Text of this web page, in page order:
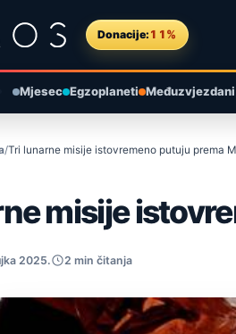
Donacije: 11%
Mjesec Egzoplaneti
Tri lunarne misije istovremeno putuju prema
misije
2025. 2 min čitanja